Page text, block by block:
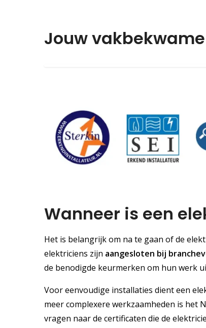
Jouw
Wanneer is een
Het is belangrijk om na te gaan of de
elektriciens zijn aangesloten bij
de benodigde keurmerken om hun werk
Voor eenvoudige installaties dient een
meer complexere werkzaamheden is het
vragen naar de certificaten die de